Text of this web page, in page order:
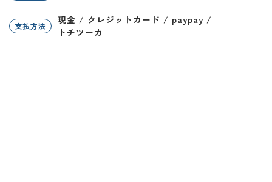
支払方法
現金 / クレジットカード / paypay /
トチツーカ